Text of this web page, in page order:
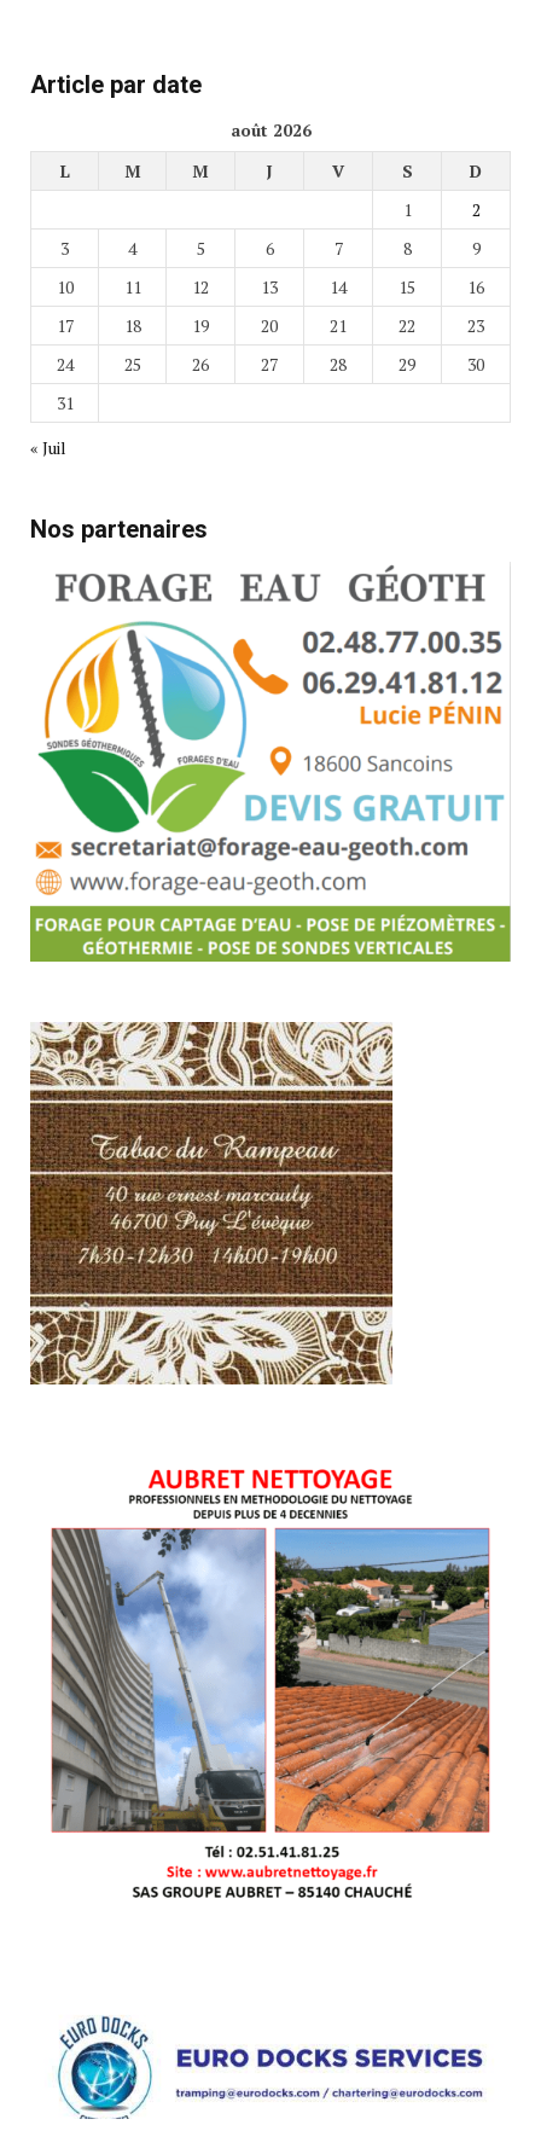
Article par date
août 2026
L
M M J V S
D
1
2
3
4 5 6 7 8
9
10
11 12 13 14 15
16
17
18 19 20 21 22
23
24
25 26 27 28 29
30
31
« Juil
Nos partenaires